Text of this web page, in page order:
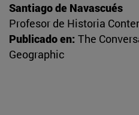
Santiago de Navascués
Profesor de Historia
Publicado en: The
Geographic